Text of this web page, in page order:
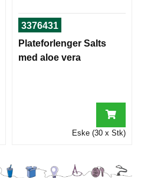
3376431
Plateforlenger Salts
med aloe vera
Eske (30 x Stk)